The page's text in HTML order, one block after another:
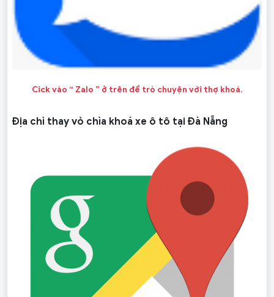
Cick vào “ Zalo ” ở trên để trò chuyện với thợ khoá.
Địa chỉ thay vỏ chìa khoá xe ô tô tại Đà Nẵng